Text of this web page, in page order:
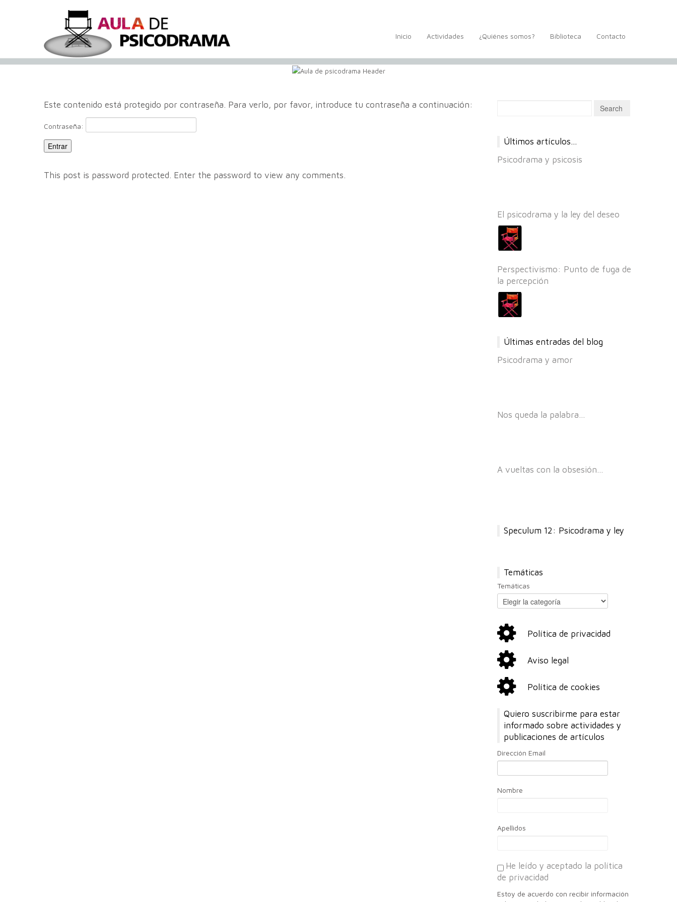
Inicio Actividades ¿Quiénes somos? Biblioteca Contacto
Este contenido está protegido por contraseña. Para verlo, por favor, introduce tu contraseña a continuación:
Contraseña:
This post is password protected. Enter the password to view any comments.
Últimos artículos…
Psicodrama y psicosis
El psicodrama y la ley del deseo
Perspectivismo: Punto de fuga de
la percepción
Últimas entradas del blog
Psicodrama y amor
Nos queda la palabra…
A vueltas con la obsesión…
Speculum 12: Psicodrama y ley
Temáticas
Temáticas
Política de privacidad
Aviso legal
Política de cookies
Quiero suscribirme para estar
informado sobre actividades y
publicaciones de artículos
Dirección Email
Nombre
Apellidos
He leído y aceptado la política
de privacidad
Estoy de acuerdo con recibir información